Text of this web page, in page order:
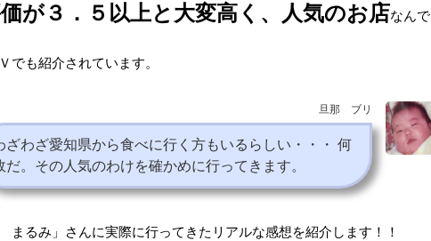
が３．５以上と大変高く、人気のお店なんで
でも紹介されています。
旦那 ブリ
ざわざ愛知県から食べに行く方もいるらしい・・・ 何
だ。その人気のわけを確かめに行ってきます。
るみ」さんに実際に行ってきたリアルな感想を紹介します！！